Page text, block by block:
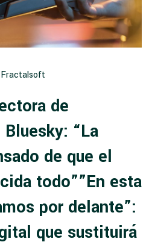
Fractalsoft
de
“La
de que el
todo””En esta
por delante”:
que sustituirá